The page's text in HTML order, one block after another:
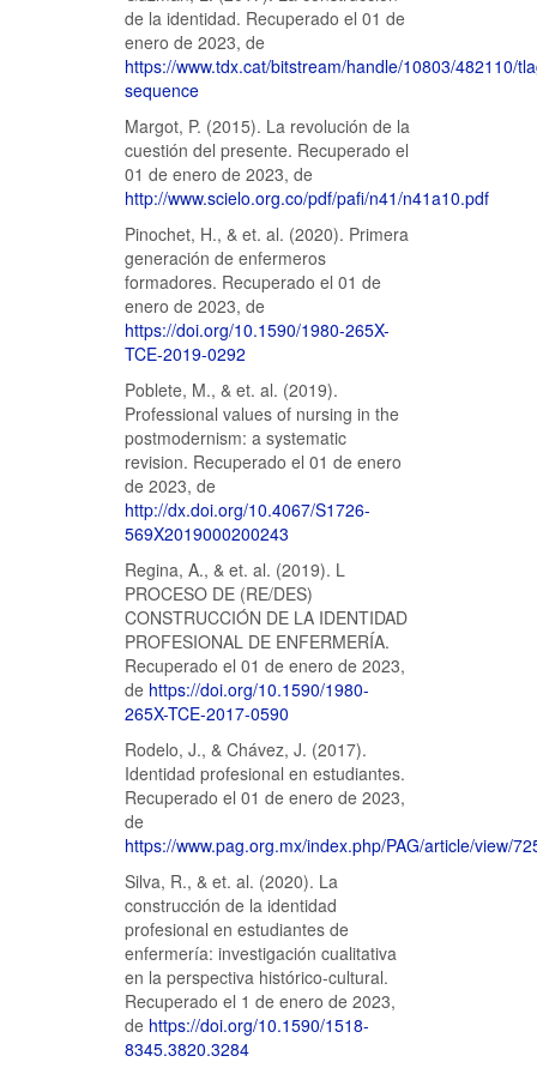
de la identidad. Recuperado el 01 de
enero de 2023, de
https://www.tdx.cat/bitstream/handle/10803/482110/
sequence
Margot, P. (2015). La revolución de la
cuestión del presente. Recuperado el
01 de enero de 2023, de
http://www.scielo.org.co/pdf/pafi/n41/n41a10.pdf
Pinochet, H., & et. al. (2020). Primera
generación de enfermeros
formadores. Recuperado el 01 de
enero de 2023, de
https://doi.org/10.1590/1980-265X-
TCE-2019-0292
Poblete, M., & et. al. (2019).
Professional values of nursing in the
postmodernism: a systematic
revision. Recuperado el 01 de enero
de 2023, de
http://dx.doi.org/10.4067/S1726-
569X2019000200243
Regina, A., & et. al. (2019). L
PROCESO DE (RE/DES)
CONSTRUCCIÓN DE LA IDENTIDAD
PROFESIONAL DE ENFERMERÍA.
Recuperado el 01 de enero de 2023,
de https://doi.org/10.1590/1980-
265X-TCE-2017-0590
Rodelo, J., & Chávez, J. (2017).
Identidad profesional en estudiantes.
Recuperado el 01 de enero de 2023,
de
https://www.pag.org.mx/index.php/PAG/article/view/
Silva, R., & et. al. (2020). La
construcción de la identidad
profesional en estudiantes de
enfermería: investigación cualitativa
en la perspectiva histórico-cultural.
Recuperado el 1 de enero de 2023,
de https://doi.org/10.1590/1518-
8345.3820.3284